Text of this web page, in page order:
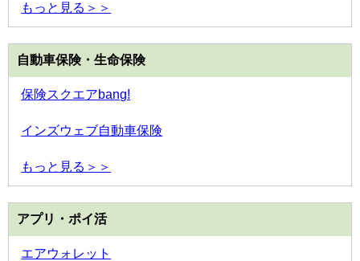
もっと見る＞＞
自動車保険・生命保険
保険スクエアbang!
インズウェブ自動車保険
もっと見る＞＞
アプリ・ポイ活
エアウォレット